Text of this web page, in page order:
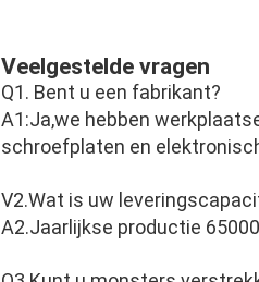
Veelgestelde vragen
Q1. Bent u een fabrikant?
A1:Ja,we hebben
schroefplaten en
V2.Wat is uw
A2.Jaarlijkse productie